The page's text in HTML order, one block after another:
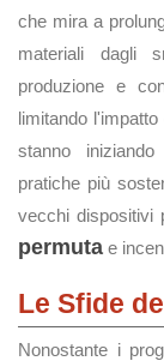
che mira a
materiali dagli
produzione e
limitando
stanno
pratiche più
vecchi dispositivi
permuta e
Le Sfide
Nonostante i